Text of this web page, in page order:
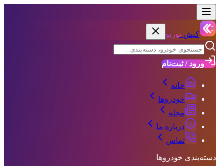
کیش توربو
ورود / ثبت‌نام
خانه
خودروها
مجله
درباره ما
تماس
دسته‌بندی خودروها